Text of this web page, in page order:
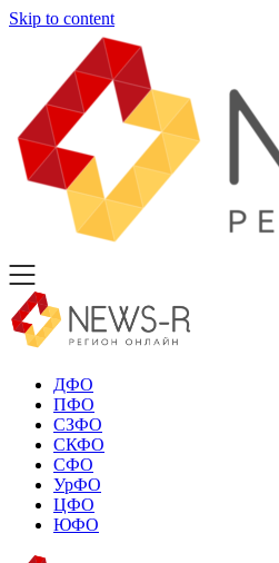
Skip to content
ДФО
ПФО
СЗФО
СКФО
СФО
УрФО
ЦФО
ЮФО